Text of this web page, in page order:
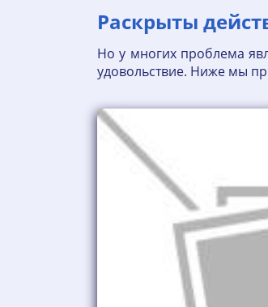
Раскрыты
Но у многих проблема
удовольствие. Ниже мы